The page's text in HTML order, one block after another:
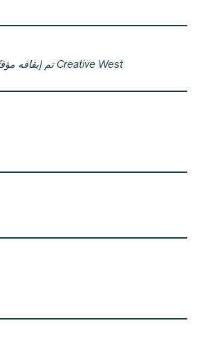
تم إيقافه مؤقتًا بسبب انتقال قيادة Creative West